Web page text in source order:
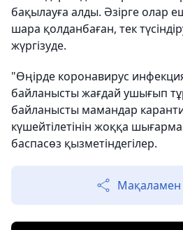
бақылауға алды. Әзірге олар
шара қолданбаған, тек
жүргізуде.
"Өңірде коронавирус
байланысты жағдай ушығып
байланысты мамандар
күшейтілетінін жоққа
баспасөз қызметіндегілер.
Мақаламен